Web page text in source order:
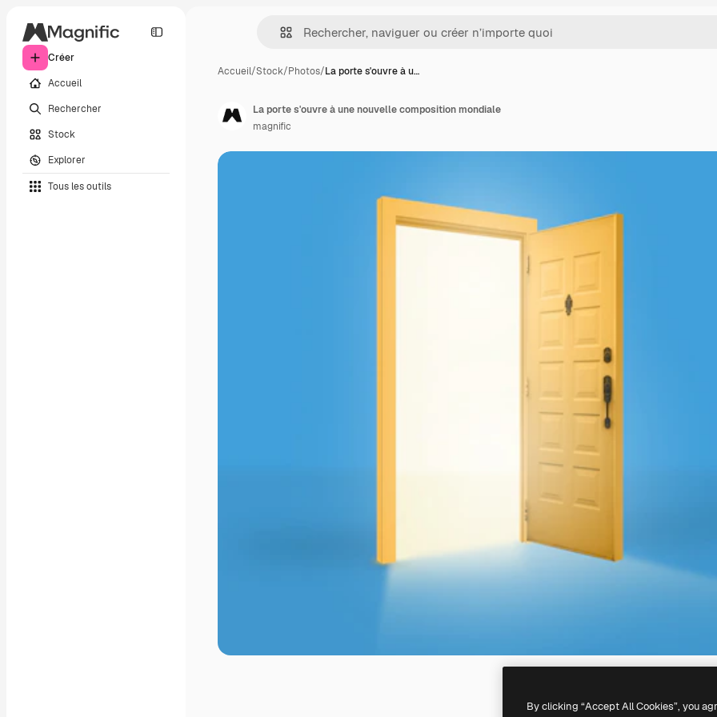
Créer
Accueil
Rechercher
Stock
Explorer
Tous les outils
Accueil/Stock/Photos/La porte s'ouvre à u…
La porte s'ouvre à une nouvelle composition mondiale
magnific
By clicking “Accept All Cookies”, you